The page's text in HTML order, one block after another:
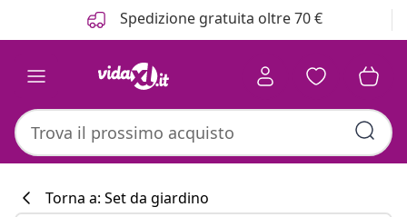
Spedizione gratuita oltre 70 €
Torna a: Set da giardino